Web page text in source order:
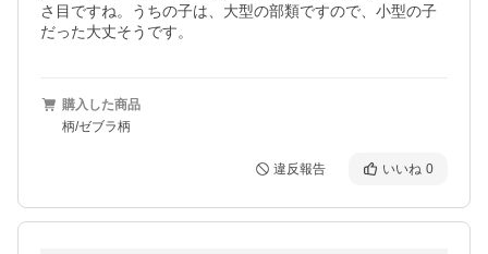
さ目ですね。うちの子は、大型の部類ですので、小型の子
だった大丈そうです。
購入した商品
柄/ゼブラ柄
違反報告 いいね 0